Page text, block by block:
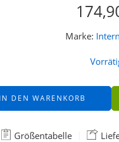
Marke:
IN DEN WARENKORB
Größentabelle